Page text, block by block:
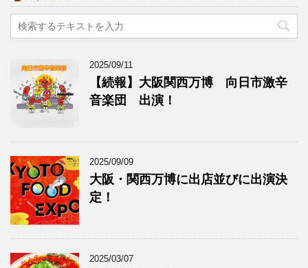
2025/09/11
【続報】大阪関西万博 向日市激辛
音楽団 出演！
2025/09/09
大阪・関西万博に出店並びに出演決
定！
2025/03/07